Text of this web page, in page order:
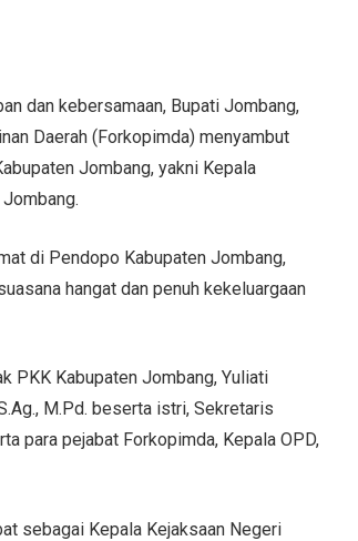
dan kebersamaan, Bupati Jombang,
Daerah (Forkopimda) menyambut
Jombang, yakni Kepala
di Pendopo Kabupaten Jombang,
hangat dan penuh kekeluargaan
PKK Kabupaten Jombang, Yuliati
M.Pd. beserta istri, Sekretaris
para pejabat Forkopimda, Kepala OPD,
sebagai Kepala Kejaksaan Negeri